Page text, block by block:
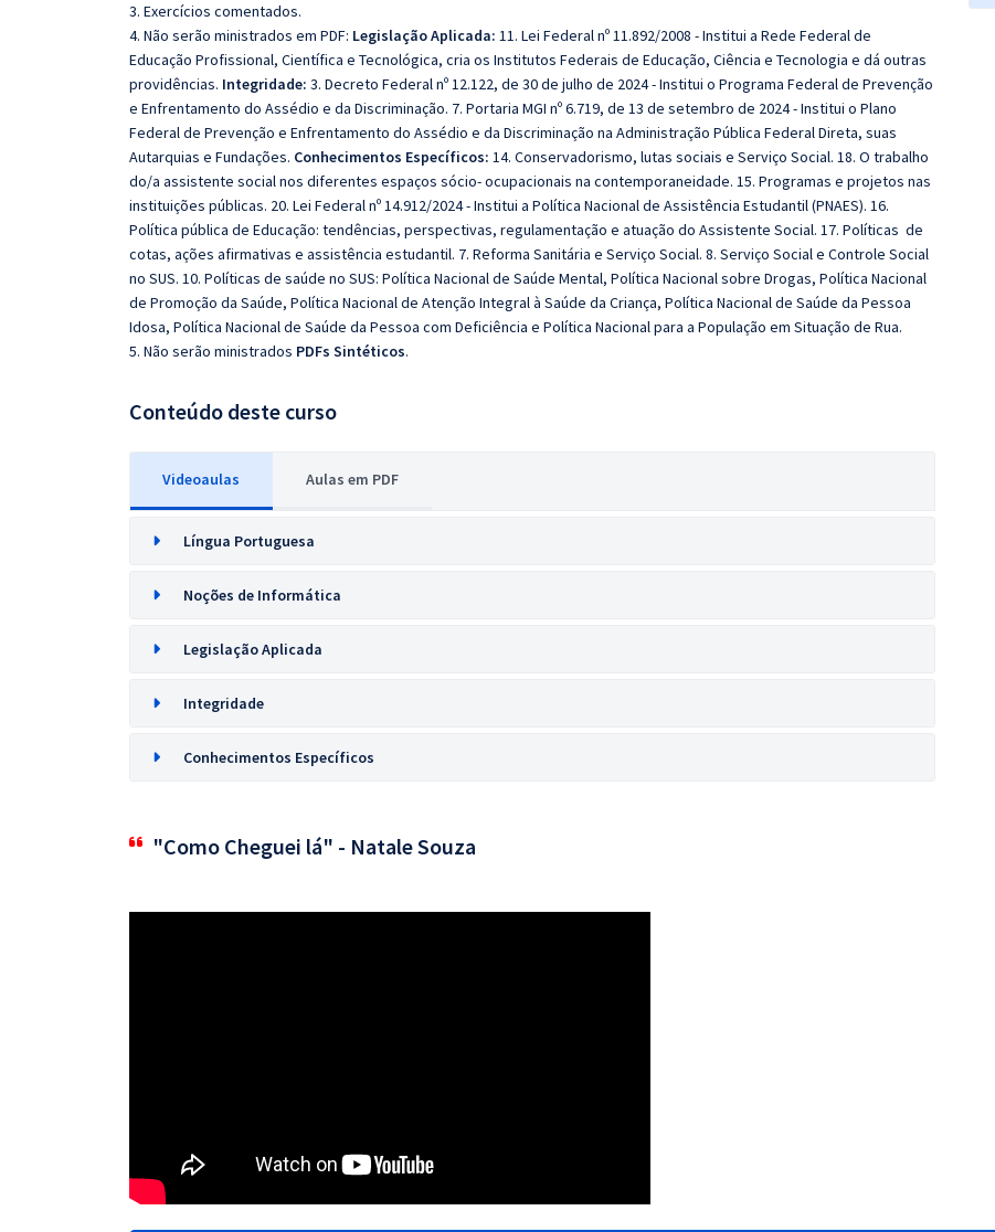
3. Exercícios comentados.
4. Não serão ministrados em PDF: Legislação Aplicada: 11. Lei Federal nº 11.892/2008 - Institui a Rede Federal de
Educação Profissional, Científica e Tecnológica, cria os Institutos Federais de Educação, Ciência e Tecnologia e dá outras
providências. Integridade: 3. Decreto Federal nº 12.122, de 30 de julho de 2024 - Institui o Programa Federal de Prevenção
e Enfrentamento do Assédio e da Discriminação. 7. Portaria MGI nº 6.719, de 13 de setembro de 2024 - Institui o Plano
Federal de Prevenção e Enfrentamento do Assédio e da Discriminação na Administração Pública Federal Direta, suas
Autarquias e Fundações. Conhecimentos Específicos: 14. Conservadorismo, lutas sociais e Serviço Social. 18. O trabalho
do/a assistente social nos diferentes espaços sócio- ocupacionais na contemporaneidade. 15. Programas e projetos nas
instituições públicas. 20. Lei Federal nº 14.912/2024 - Institui a Política Nacional de Assistência Estudantil (PNAES). 16.
Política pública de Educação: tendências, perspectivas, regulamentação e atuação do Assistente Social. 17. Políticas de
cotas, ações afirmativas e assistência estudantil. 7. Reforma Sanitária e Serviço Social. 8. Serviço Social e Controle Social
no SUS. 10. Políticas de saúde no SUS: Política Nacional de Saúde Mental, Política Nacional sobre Drogas, Política Nacional
de Promoção da Saúde, Política Nacional de Atenção Integral à Saúde da Criança, Política Nacional de Saúde da Pessoa
Idosa, Política Nacional de Saúde da Pessoa com Deficiência e Política Nacional para a População em Situação de Rua.
5. Não serão ministrados PDFs Sintéticos.
Conteúdo deste curso
Videoaulas Aulas em PDF
Língua Portuguesa
Noções de Informática
Legislação Aplicada
Integridade
Conhecimentos Específicos
"Como Cheguei lá" - Natale Souza